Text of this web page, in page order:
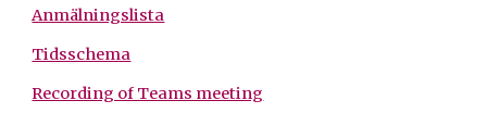
Anmälningslista
Tidsschema
Recording of Teams meeting